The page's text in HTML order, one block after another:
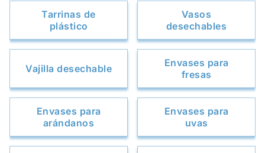
Tarrinas de
plástico
Vasos
desechables
Vajilla desechable
Envases para
fresas
Envases para
arándanos
Envases para
uvas